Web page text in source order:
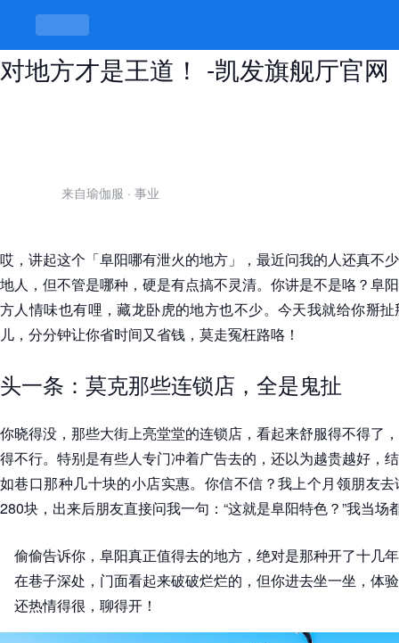
阜阳哪有泄火的地方？我给你讲，找
对地方才是王道！ -凯发旗舰厅官网
来自瑜伽服 · 事业
哎，讲起这个「阜阳哪有泄火的地方」，最近问我的人还真不
地人，但不管是哪种，硬是有点搞不灵清。你讲是不是咯？阜
方人情味也有哩，藏龙卧虎的地方也不少。今天我就给你掰
儿，分分钟让你省时间又省钱，莫走冤枉路咯！
头一条：莫克那些连锁店，全是鬼扯
你晓得没，那些大街上亮堂堂的连锁店，看起来舒服得不得了
得不行。特别是有些人专门冲着广告去的，还以为越贵越好，
如巷口那种几十块的小店实惠。你信不信？我上个月领朋友
280块，出来后朋友直接问我一句：“这就是阜阳特色？”我当场
偷偷告诉你，阜阳真正值得去的地方，绝对是那种开了十几
在巷子深处，门面看起来破破烂烂的，但你进去坐一坐，体
还热情得很，聊得开！